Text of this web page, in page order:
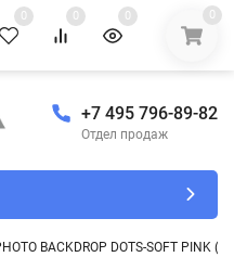
0 0 0 0
+7 495 796-89-82
Отдел продаж
BACKDROP DOTS-SOFT